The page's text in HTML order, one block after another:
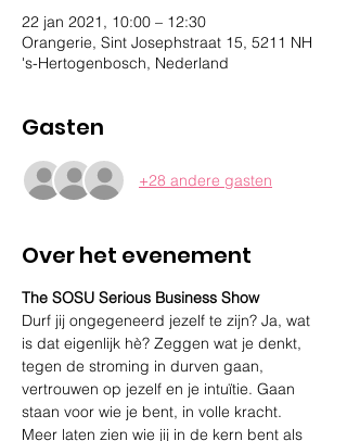
22 jan 2021, 10:00 – 12:30
Orangerie, Sint Josephstraat 15, 5211 NH
's-Hertogenbosch, Nederland
Gasten
+28 andere gasten
Over het evenement
The SOSU Serious Business Show
Durf jij ongegeneerd jezelf te zijn? Ja, wat
is dat eigenlijk hè? Zeggen wat je denkt,
tegen de stroming in durven gaan,
vertrouwen op jezelf en je intuïtie. Gaan
staan voor wie je bent, in volle kracht.
Meer laten zien wie jij in de kern bent als